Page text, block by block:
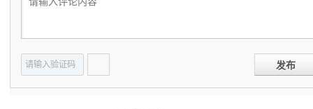
发布